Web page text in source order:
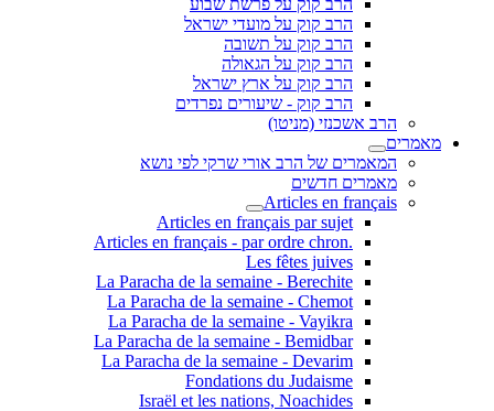
הרב קוק על פרשת שבוע
הרב קוק על מועדי ישראל
הרב קוק על תשובה
הרב קוק על הגאולה
הרב קוק על ארץ ישראל
הרב קוק - שיעורים נפרדים
הרב אשכנזי (מניטו)
מאמרים
המאמרים של הרב אורי שרקי לפי נושא
מאמרים חדשים
Articles en français
Articles en français par sujet
.Articles en français - par ordre chron
Les fêtes juives
La Paracha de la semaine - Berechite
La Paracha de la semaine - Chemot
La Paracha de la semaine - Vayikra
La Paracha de la semaine - Bemidbar
La Paracha de la semaine - Devarim
Fondations du Judaisme
Israël et les nations, Noachides